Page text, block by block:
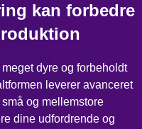
kan forbedre
dyre og forbeholdt
leverer avanceret
og mellemstore
dine udfordrende og